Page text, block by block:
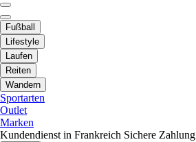
Fußball
Lifestyle
Laufen
Reiten
Wandern
Sportarten
Outlet
Marken
Kundendienst in Frankreich Sichere Zahlung